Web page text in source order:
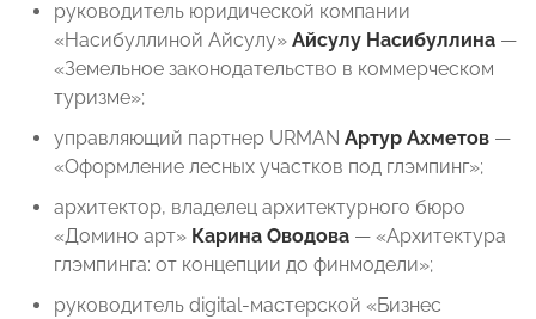
руководитель юридической компании
«Насибуллиной Айсулу» Айсулу Насибуллина —
«Земельное законодательство в коммерческом
туризме»;
управляющий партнер URMAN Артур Ахметов —
«Оформление лесных участков под глэмпинг»;
архитектор, владелец архитектурного бюро
«Домино арт» Карина Оводова — «Архитектура
глэмпинга: от концепции до финмодели»;
руководитель digital-мастерской «Бизнес